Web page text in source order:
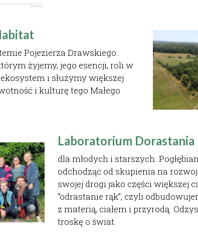
Pojezierza Drawskiego.
żyjemy, jego esencji, roli w
i służymy większej
i kulturę tego Małego
Laboratorium Dorastania
dla młodych i starszych.
odchodząc od skupienia na
swojej drogi jako części większej
“odrastanie rąk”, czyli
z materią, ciałem i przyrodą.
troskę o świat.